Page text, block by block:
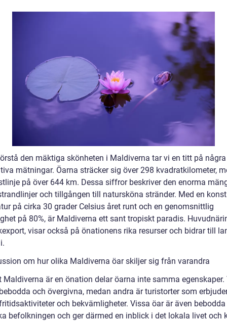
den mäktiga skönheten i Maldiverna tar vi en titt på några
mätningar. Öarna sträcker sig över 298 kvadratkilometer,
på över 644 km. Dessa siffror beskriver den enorma
och tillgången till natursköna stränder. Med en
på cirka 30 grader Celsius året runt och en genomsnittlig
på 80%, är Maldiverna ett sant tropiskt paradis.
visar också på önationens rika resurser och bidrar till
om hur olika Maldiverna öar skiljer sig från varandra
Maldiverna är en önation delar öarna inte samma egenskaper.
och övergivna, medan andra är turistorter som
och bekvämligheter. Vissa öar är även bebodda
befolkningen och ger därmed en inblick i det lokala livet och